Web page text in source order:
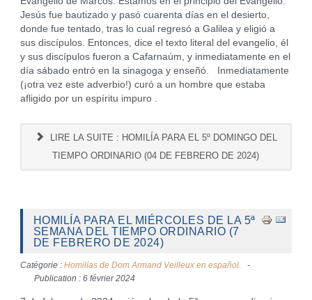
Jesús fue bautizado y pasó cuarenta días en el desierto,
donde fue tentado, tras lo cual regresó a Galilea y eligió a
sus discípulos. Entonces, dice el texto literal del evangelio, él
y sus discípulos fueron a Cafarnaúm, y inmediatamente en el
día sábado entró en la sinagoga y enseñó. Inmediatamente
(¡otra vez este adverbio!) curó a un hombre que estaba
afligido por un espíritu impuro .
LIRE LA SUITE : HOMILÍA PARA EL 5º DOMINGO DEL
TIEMPO ORDINARIO (04 DE FEBRERO DE 2024)
HOMILÍA PARA EL MIÉRCOLES DE LA 5ª
SEMANA DEL TIEMPO ORDINARIO (7
DE FEBRERO DE 2024)
Catégorie : Homilías de Dom Armand Veilleux en español.
Publication : 6 février 2024